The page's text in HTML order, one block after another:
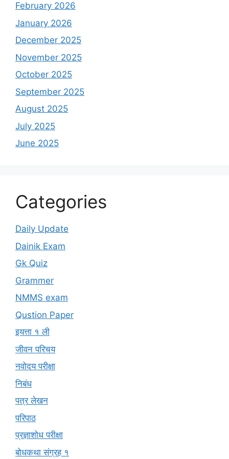
February 2026
January 2026
December 2025
November 2025
October 2025
September 2025
August 2025
July 2025
June 2025
Categories
Daily Update
Dainik Exam
Gk Quiz
Grammer
NMMS exam
Qustion Paper
इयत्ता १ ली
जीवन परिचय
नवोदय परीक्षा
निबंध
पत्र लेखन
परिपाठ
प्रज्ञाशोध परीक्षा
बोधकथा संग्रह १